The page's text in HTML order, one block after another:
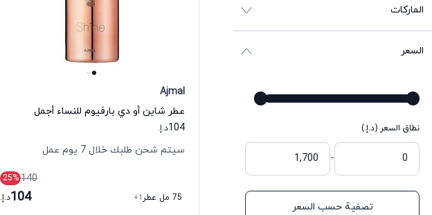
الماركات
السعر
نطاق السعر (د.إ.)
-
تصفية حسب السعر
Ajmal
عطر شاين أو دي بارفيوم للنساء أجمل
104د.إ.
سيتم شحن طلبك خلال 7 يوم عمل
140
25%
75 مل عطر
+1
104د.إ.